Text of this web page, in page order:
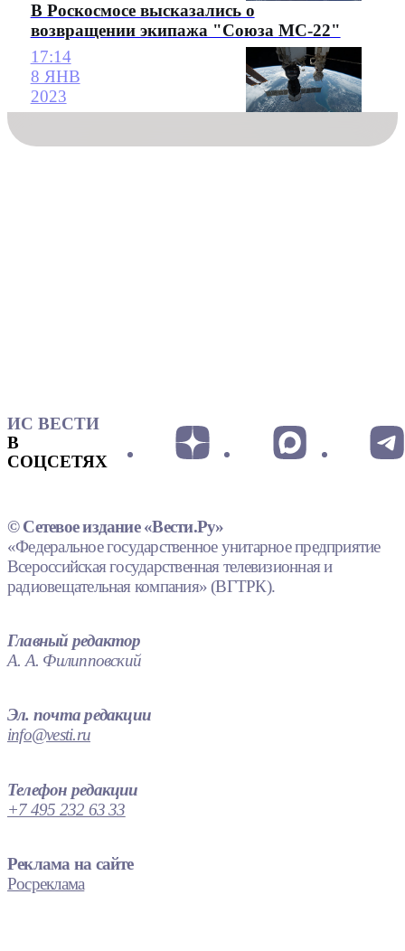
В Роскосмосе высказались о
возвращении экипажа "Союза МС-22"
17:14
8 ЯНВ
2023
ИС ВЕСТИ
В
СОЦСЕТЯХ
© Сетевое издание «Вести.Ру»
«Федеральное государственное унитарное предприятие
Всероссийская государственная телевизионная и
радиовещательная компания» (ВГТРК).
Главный редактор
А. А. Филипповский
Эл. почта редакции
info@vesti.ru
Телефон редакции
+7 495 232 63 33
Реклама на сайте
Росреклама